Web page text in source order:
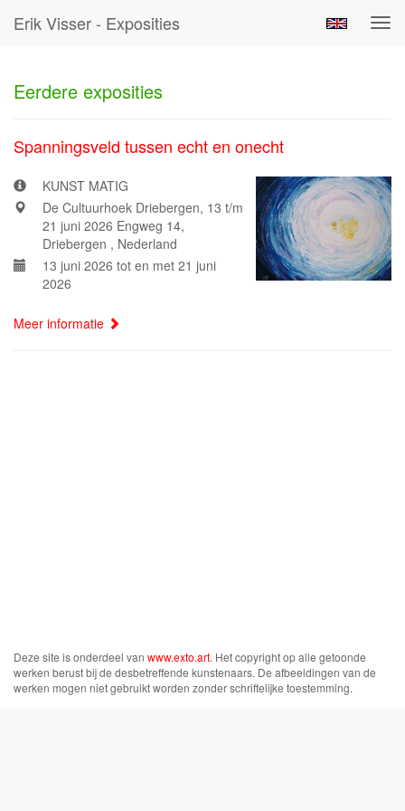
Erik Visser - Exposities
Eerdere exposities
Spanningsveld tussen echt en onecht
KUNST MATIG
De Cultuurhoek Driebergen, 13 t/m
21 juni 2026 Engweg 14,
Driebergen , Nederland
13 juni 2026 tot en met 21 juni
2026
Meer informatie
Deze site is onderdeel van www.exto.art. Het copyright op alle getoonde
werken berust bij de desbetreffende kunstenaars. De afbeeldingen van de
werken mogen niet gebruikt worden zonder schriftelijke toestemming.